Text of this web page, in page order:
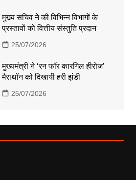
मुख्य सचिव ने की विभिन्न विभागों के
प्रस्तावों को वित्तीय संस्तुति प्रदान
25/07/2026
मुख्यमंत्री ने ‘रन फॉर कारगिल हीरोज’
मैराथॉन को दिखायी हरी झंडी
25/07/2026